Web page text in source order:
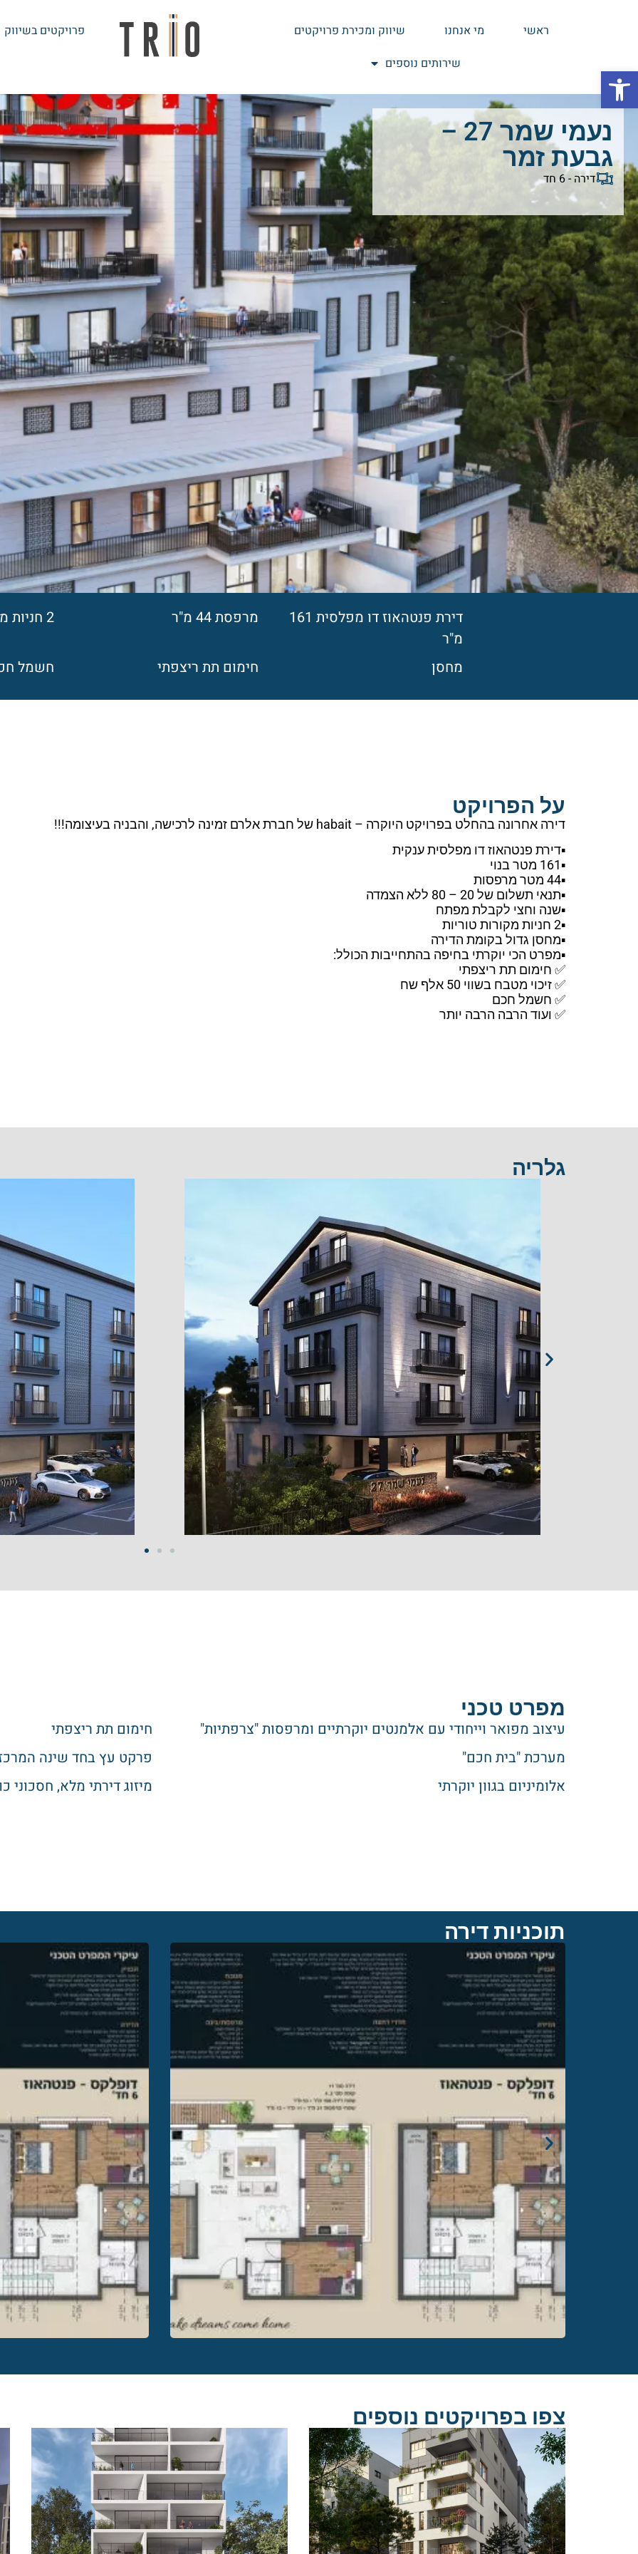
פתח סרגל נגישות
ראשי מי אנחנו
שיווק ומכירת פרויקטים
שירותים נוספים
פרויקטים בשיווק
נעמי שמר 27 –
גבעת זמר
דירה - 6 חד
דירת פנטהאוז דו מפלסית 161
מ"ר
מרפסת 44 מ"ר 2 חניות מקורות
מחסן חימום תת ריצפתי חשמל
על הפרויקט
דירה אחרונה בהחלט בפרויקט היוקרה – habait של חברת אלרם זמינה לרכישה, והבניה בעיצומה!!!
▪️דירת פנטהאוז דו מפלסית ענקית
▪️161 מטר בנוי
▪️44 מטר מרפסות
▪️תנאי תשלום של 20 – 80 ללא הצמדה
▪️שנה וחצי לקבלת מפתח
▪️2 חניות מקורות טוריות
▪️מחסן גדול בקומת הדירה
▪️מפרט הכי יוקרתי בחיפה בהתחייבות הכולל:
✅ חימום תת ריצפתי
✅ זיכוי מטבח בשווי 50 אלף שח
✅ חשמל חכם
✅ ועוד הרבה הרבה יותר
גלריה
מפרט טכני
עיצוב מפואר וייחודי עם אלמנטים יוקרתיים ומרפסות "צרפתיות"
חימום תת ריצפתי
מערכת "בית חכם"
פרקט עץ בחד שינה
אלומיניום בגוון יוקרתי
מיזוג דירתי מלא,
תוכניות דירה
צפו בפרויקטים נוספים